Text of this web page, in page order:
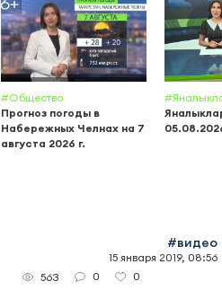
#Общество
Прогноз погоды в
Набережных Челнах на 7
августа 2026 г.
#видео
15 января 2019, 08:56
563
0 0